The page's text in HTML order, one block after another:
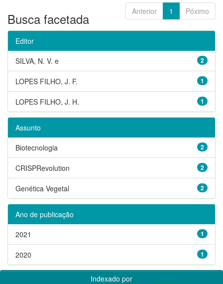
Anterior 1 Póximo
Busca facetada
Editor
2
SILVA, N. V. e
1
LOPES FILHO, J. F.
1
LOPES FILHO, J. H.
Assunto
2
Biotecnologia
2
CRISPRevolution
2
Genética Vegetal
Ano de publicação
1
2021
1
2020
Indexado por